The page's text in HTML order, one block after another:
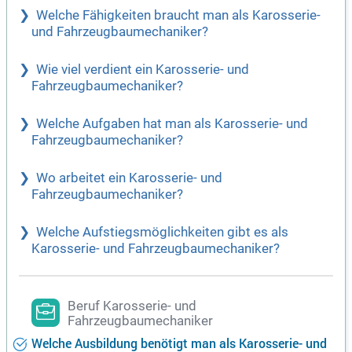
Welche Fähigkeiten braucht man als Karosserie-
und Fahrzeugbaumechaniker?
Wie viel verdient ein Karosserie- und
Fahrzeugbaumechaniker?
Welche Aufgaben hat man als Karosserie- und
Fahrzeugbaumechaniker?
Wo arbeitet ein Karosserie- und
Fahrzeugbaumechaniker?
Welche Aufstiegsmöglichkeiten gibt es als
Karosserie- und Fahrzeugbaumechaniker?
Beruf Karosserie- und
Fahrzeugbaumechaniker
Welche Ausbildung benötigt man als Karosserie- und